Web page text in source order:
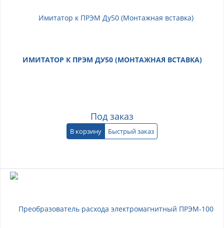
ИМИТАТОР К ПРЭМ ДУ50 (МОНТАЖНАЯ ВСТАВКА)
Под заказ
В корзину Быстрый заказ